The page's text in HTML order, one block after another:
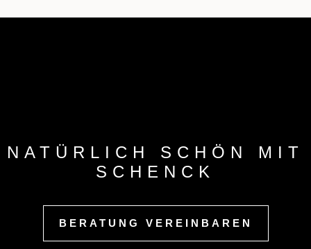
NATÜRLICH SCHÖN MIT
SCHENCK
BERATUNG VEREINBAREN